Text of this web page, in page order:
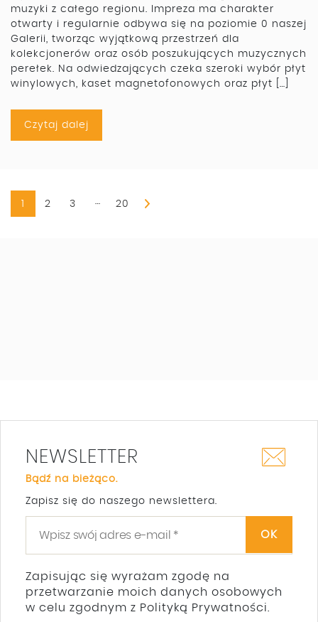
muzyki z całego regionu. Impreza ma charakter
otwarty i regularnie odbywa się na poziomie 0 naszej
Galerii, tworząc wyjątkową przestrzeń dla
kolekcjonerów oraz osób poszukujących muzycznych
perełek. Na odwiedzających czeka szeroki wybór płyt
winylowych, kaset magnetofonowych oraz płyt […]
Czytaj dalej
2 3 20
NEWSLETTER
Bądź na bieżąco.
Zapisz się do naszego newslettera.
Zapisując się wyrażam zgodę na
przetwarzanie moich danych osobowych
w celu zgodnym z Polityką Prywatności.